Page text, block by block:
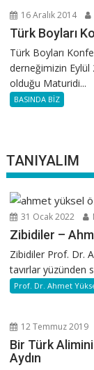
16 Aralık 2014
Türk Boyları
Türk Boyları
derneğimizin
olduğu Maturidi...
BASINDA BİZ
TANIYALIM
31 Ocak 2022
Zibidiler –
Zibidiler Prof. Dr.
tavırlar yüzünden
Prof. Dr. Ahmet
12 Temmuz 2019
Bir Türk Alimini
Aydın